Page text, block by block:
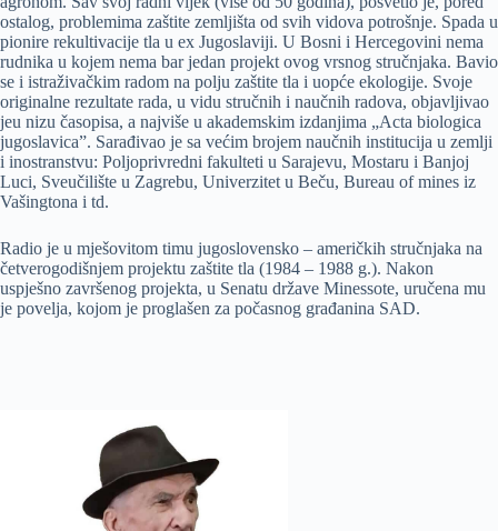
ostalog, problemima zaštite zemljišta od svih vidova potrošnje. Spada u
pionire rekultivacije tla u ex Jugoslaviji. U Bosni i Hercegovini nema
rudnika u kojem nema bar jedan projekt ovog vrsnog stručnjaka. Bavio
se i istraživačkim radom na polju zaštite tla i uopće ekologije. Svoje
originalne rezultate rada, u vidu stručnih i naučnih radova, objavljivao
jeu nizu časopisa, a najviše u akademskim izdanjima „Acta biologica
jugoslavica”. Sarađivao je sa većim brojem naučnih institucija u zemlji
i inostranstvu: Poljoprivredni fakulteti u Sarajevu, Mostaru i Banjoj
Luci, Sveučilište u Zagrebu, Univerzitet u Beču, Bureau of mines iz
Vašingtona i td.
Radio je u mješovitom timu jugoslovensko – američkih stručnjaka na
četverogodišnjem projektu zaštite tla (1984 – 1988 g.). Nakon
uspješno završenog projekta, u Senatu države Minessote, uručena mu
je povelja, kojom je proglašen za počasnog građanina SAD.